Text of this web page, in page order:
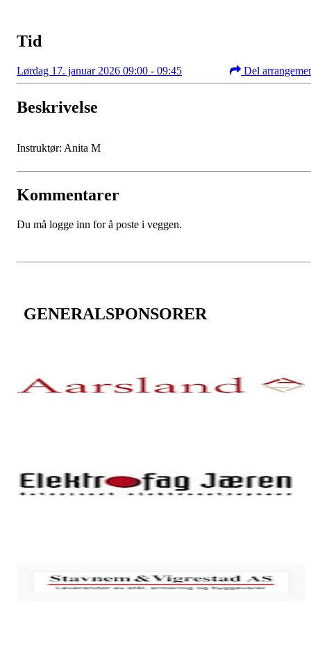
Tid
Lørdag 17. januar 2026 09:00 - 09:45 Del
Beskrivelse
Instruktør: Anita M
Kommentarer
Du må logge inn for å poste i veggen.
GENERALSPONSORER